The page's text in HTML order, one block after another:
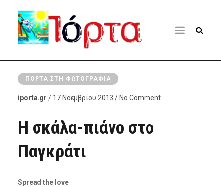
ΠΌΡΤΑ ΣΤΗ ΦΩΤΟΓΡΑΦΊΑ
iporta.gr / 17 Νοεμβρίου 2013 / No Comment
Η σκάλα-πιάνο στο
Παγκράτι
Spread the love